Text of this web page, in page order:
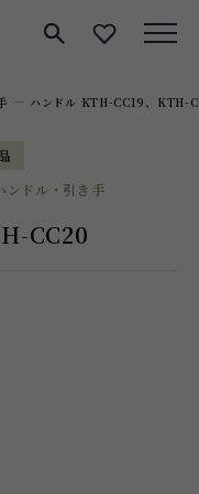
サイト内検索
お気に
ハンドル KTH-CC19、KTH-
ンドル・引き手
CC20